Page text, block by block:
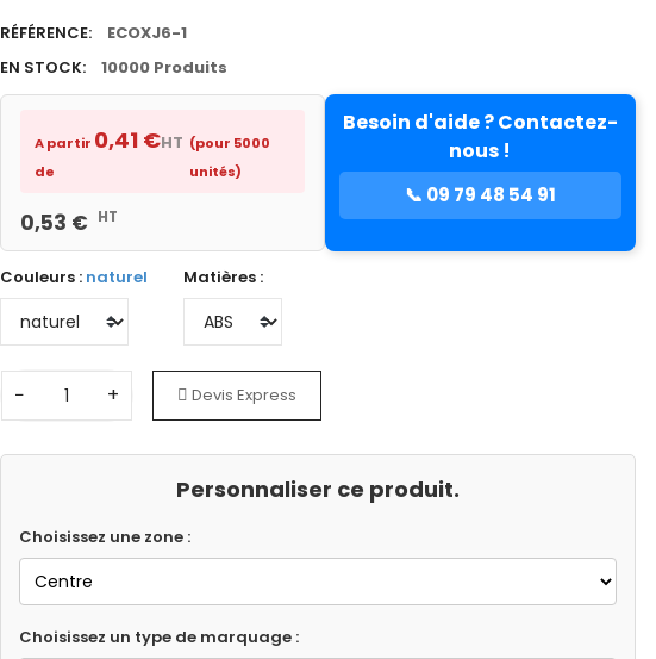
RÉFÉRENCE:
ECOXJ6-1
EN STOCK:
10000 Produits
A partir
de
0,41 €HT (pour 5000
unités)
0,53 € HT
Besoin d'aide ? Contactez-
nous !
📞 09 79 48 54 91
Couleurs : naturel Matières :
− + Devis Express
Personnaliser ce produit.
Choisissez une zone :
Choisissez un type de marquage :